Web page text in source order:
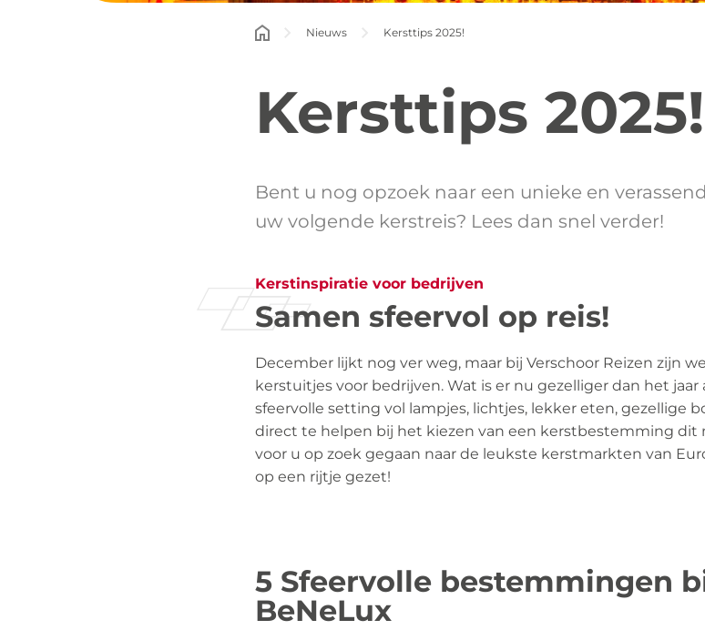
Nieuws Kersttips 2025!
Kersttips 2025!
Bent u nog opzoek naar een unieke en
uw volgende kerstreis? Lees dan snel verder!
Kerstinspiratie voor bedrijven
Samen sfeervol op reis!
December lijkt nog ver weg, maar bij Verschoor Reizen zijn
kerstuitjes voor bedrijven. Wat is er nu gezelliger dan het
sfeervolle setting vol lampjes, lichtjes, lekker eten, gezellige
direct te helpen bij het kiezen van een kerstbestemming dit
voor u op zoek gegaan naar de leukste kerstmarkten van
op een rijtje gezet!
5 Sfeervolle bestemmingen
BeNeLux